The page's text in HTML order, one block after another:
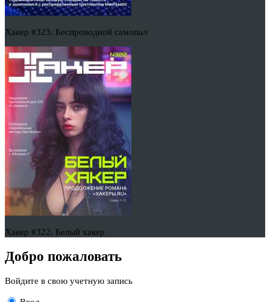
Хакер #323. Беспроводной самопал
Хакер #322. Белый хакер
Добро пожаловать
Войдите в свою учетную запись